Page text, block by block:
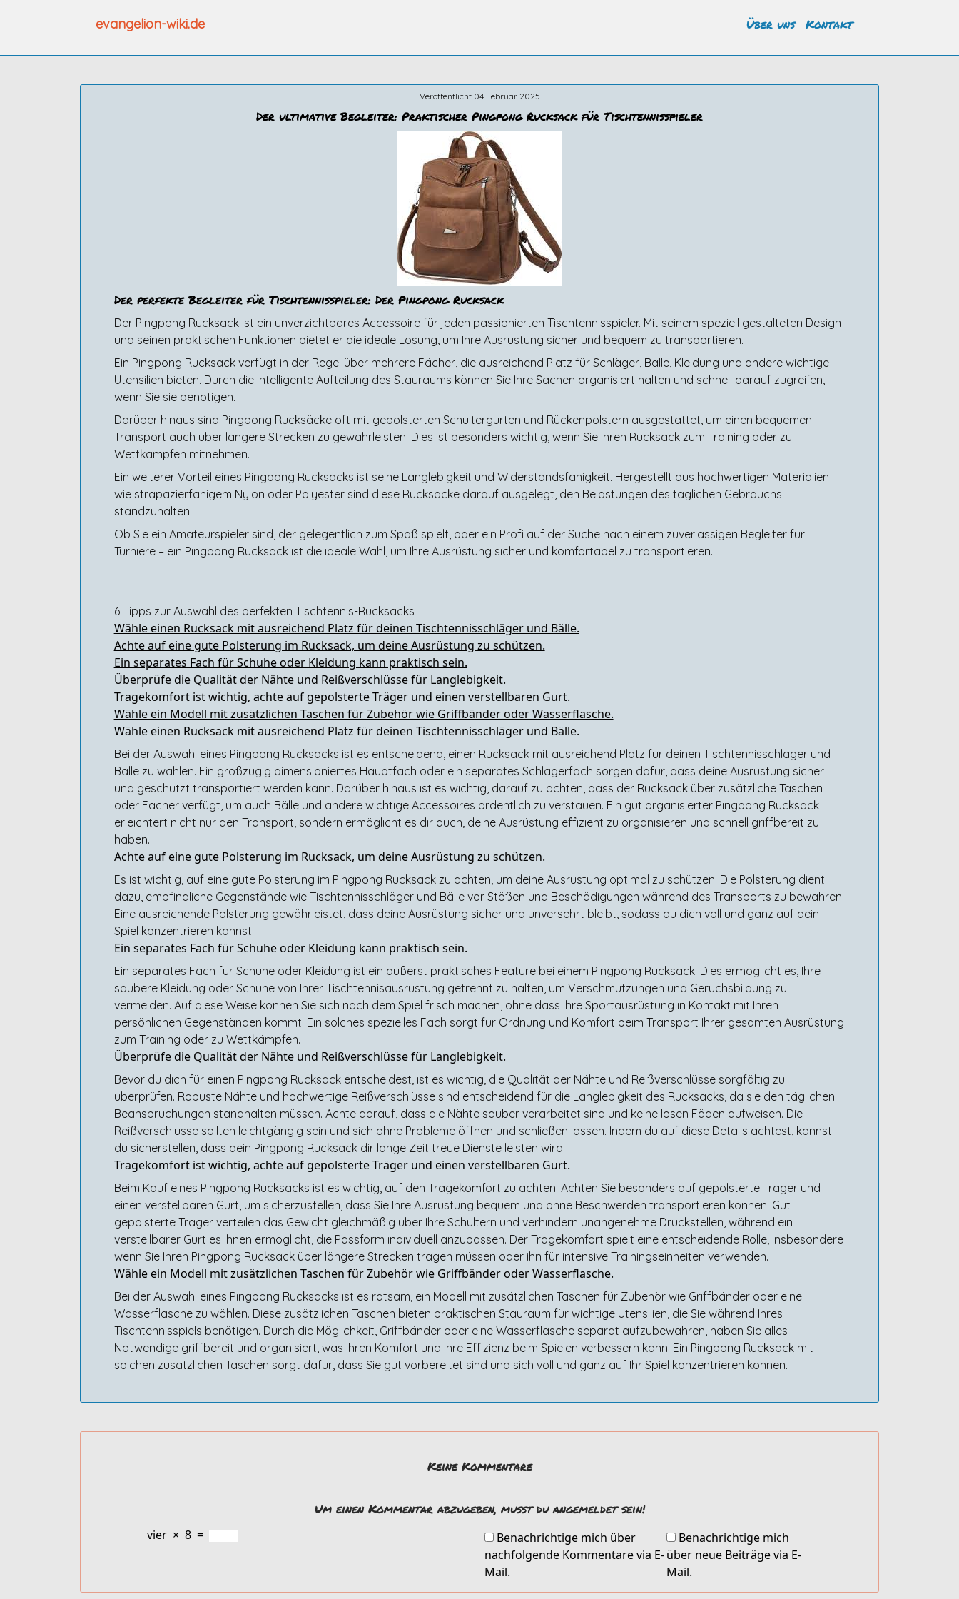
evangelion-wiki.de Über uns Kontakt
Veröffentlicht 04 Februar 2025
Der ultimative Begleiter: Praktischer Pingpong Rucksack für Tischtennisspieler
Der perfekte Begleiter für Tischtennisspieler: Der Pingpong Rucksack
Der Pingpong Rucksack ist ein unverzichtbares Accessoire für jeden passionierten Tischtennisspieler. Mit seinem speziell gestalteten Design
und seinen praktischen Funktionen bietet er die ideale Lösung, um Ihre Ausrüstung sicher und bequem zu transportieren.
Ein Pingpong Rucksack verfügt in der Regel über mehrere Fächer, die ausreichend Platz für Schläger, Bälle, Kleidung und andere wichtige
Utensilien bieten. Durch die intelligente Aufteilung des Stauraums können Sie Ihre Sachen organisiert halten und schnell darauf zugreifen,
wenn Sie sie benötigen.
Darüber hinaus sind Pingpong Rucksäcke oft mit gepolsterten Schultergurten und Rückenpolstern ausgestattet, um einen bequemen
Transport auch über längere Strecken zu gewährleisten. Dies ist besonders wichtig, wenn Sie Ihren Rucksack zum Training oder zu
Wettkämpfen mitnehmen.
Ein weiterer Vorteil eines Pingpong Rucksacks ist seine Langlebigkeit und Widerstandsfähigkeit. Hergestellt aus hochwertigen Materialien
wie strapazierfähigem Nylon oder Polyester sind diese Rucksäcke darauf ausgelegt, den Belastungen des täglichen Gebrauchs
standzuhalten.
Ob Sie ein Amateurspieler sind, der gelegentlich zum Spaß spielt, oder ein Profi auf der Suche nach einem zuverlässigen Begleiter für
Turniere – ein Pingpong Rucksack ist die ideale Wahl, um Ihre Ausrüstung sicher und komfortabel zu transportieren.
6 Tipps zur Auswahl des perfekten Tischtennis-Rucksacks
Wähle einen Rucksack mit ausreichend Platz für deinen Tischtennisschläger und Bälle.
Achte auf eine gute Polsterung im Rucksack, um deine Ausrüstung zu schützen.
Ein separates Fach für Schuhe oder Kleidung kann praktisch sein.
Überprüfe die Qualität der Nähte und Reißverschlüsse für Langlebigkeit.
Tragekomfort ist wichtig, achte auf gepolsterte Träger und einen verstellbaren Gurt.
Wähle ein Modell mit zusätzlichen Taschen für Zubehör wie Griffbänder oder Wasserflasche.
Wähle einen Rucksack mit ausreichend Platz für deinen Tischtennisschläger und Bälle.
Bei der Auswahl eines Pingpong Rucksacks ist es entscheidend, einen Rucksack mit ausreichend Platz für deinen Tischtennisschläger und
Bälle zu wählen. Ein großzügig dimensioniertes Hauptfach oder ein separates Schlägerfach sorgen dafür, dass deine Ausrüstung sicher
und geschützt transportiert werden kann. Darüber hinaus ist es wichtig, darauf zu achten, dass der Rucksack über zusätzliche Taschen
oder Fächer verfügt, um auch Bälle und andere wichtige Accessoires ordentlich zu verstauen. Ein gut organisierter Pingpong Rucksack
erleichtert nicht nur den Transport, sondern ermöglicht es dir auch, deine Ausrüstung effizient zu organisieren und schnell griffbereit zu
haben.
Achte auf eine gute Polsterung im Rucksack, um deine Ausrüstung zu schützen.
Es ist wichtig, auf eine gute Polsterung im Pingpong Rucksack zu achten, um deine Ausrüstung optimal zu schützen. Die Polsterung dient
dazu, empfindliche Gegenstände wie Tischtennisschläger und Bälle vor Stößen und Beschädigungen während des Transports zu bewahren.
Eine ausreichende Polsterung gewährleistet, dass deine Ausrüstung sicher und unversehrt bleibt, sodass du dich voll und ganz auf dein
Spiel konzentrieren kannst.
Ein separates Fach für Schuhe oder Kleidung kann praktisch sein.
Ein separates Fach für Schuhe oder Kleidung ist ein äußerst praktisches Feature bei einem Pingpong Rucksack. Dies ermöglicht es, Ihre
saubere Kleidung oder Schuhe von Ihrer Tischtennisausrüstung getrennt zu halten, um Verschmutzungen und Geruchsbildung zu
vermeiden. Auf diese Weise können Sie sich nach dem Spiel frisch machen, ohne dass Ihre Sportausrüstung in Kontakt mit Ihren
persönlichen Gegenständen kommt. Ein solches spezielles Fach sorgt für Ordnung und Komfort beim Transport Ihrer gesamten Ausrüstung
zum Training oder zu Wettkämpfen.
Überprüfe die Qualität der Nähte und Reißverschlüsse für Langlebigkeit.
Bevor du dich für einen Pingpong Rucksack entscheidest, ist es wichtig, die Qualität der Nähte und Reißverschlüsse sorgfältig zu
überprüfen. Robuste Nähte und hochwertige Reißverschlüsse sind entscheidend für die Langlebigkeit des Rucksacks, da sie den täglichen
Beanspruchungen standhalten müssen. Achte darauf, dass die Nähte sauber verarbeitet sind und keine losen Fäden aufweisen. Die
Reißverschlüsse sollten leichtgängig sein und sich ohne Probleme öffnen und schließen lassen. Indem du auf diese Details achtest, kannst
du sicherstellen, dass dein Pingpong Rucksack dir lange Zeit treue Dienste leisten wird.
Tragekomfort ist wichtig, achte auf gepolsterte Träger und einen verstellbaren Gurt.
Beim Kauf eines Pingpong Rucksacks ist es wichtig, auf den Tragekomfort zu achten. Achten Sie besonders auf gepolsterte Träger und
einen verstellbaren Gurt, um sicherzustellen, dass Sie Ihre Ausrüstung bequem und ohne Beschwerden transportieren können. Gut
gepolsterte Träger verteilen das Gewicht gleichmäßig über Ihre Schultern und verhindern unangenehme Druckstellen, während ein
verstellbarer Gurt es Ihnen ermöglicht, die Passform individuell anzupassen. Der Tragekomfort spielt eine entscheidende Rolle, insbesondere
wenn Sie Ihren Pingpong Rucksack über längere Strecken tragen müssen oder ihn für intensive Trainingseinheiten verwenden.
Wähle ein Modell mit zusätzlichen Taschen für Zubehör wie Griffbänder oder Wasserflasche.
Bei der Auswahl eines Pingpong Rucksacks ist es ratsam, ein Modell mit zusätzlichen Taschen für Zubehör wie Griffbänder oder eine
Wasserflasche zu wählen. Diese zusätzlichen Taschen bieten praktischen Stauraum für wichtige Utensilien, die Sie während Ihres
Tischtennisspiels benötigen. Durch die Möglichkeit, Griffbänder oder eine Wasserflasche separat aufzubewahren, haben Sie alles
Notwendige griffbereit und organisiert, was Ihren Komfort und Ihre Effizienz beim Spielen verbessern kann. Ein Pingpong Rucksack mit
solchen zusätzlichen Taschen sorgt dafür, dass Sie gut vorbereitet sind und sich voll und ganz auf Ihr Spiel konzentrieren können.
Keine Kommentare
Um einen Kommentar abzugeben, musst du angemeldet sein!
vier × 8 =
Benachrichtige mich über
nachfolgende Kommentare via E-
Mail.
Benachrichtige mich
über neue Beiträge via E-
Mail.